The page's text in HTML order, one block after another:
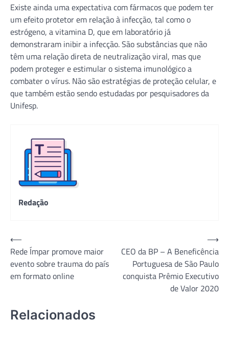
Existe ainda uma expectativa com fármacos que podem ter
um efeito protetor em relação à infecção, tal como o
estrógeno, a vitamina D, que em laboratório já
demonstraram inibir a infecção. São substâncias que não
têm uma relação direta de neutralização viral, mas que
podem proteger e estimular o sistema imunológico a
combater o vírus. Não são estratégias de proteção celular, e
que também estão sendo estudadas por pesquisadores da
Unifesp.
Redação
Navegação
de
Post
⟵
Rede Ímpar promove maior
evento sobre trauma do país
em formato online
CEO da BP – A Beneficência
Portuguesa de São Paulo
conquista Prêmio Executivo
de Valor 2020
⟶
Relacionados